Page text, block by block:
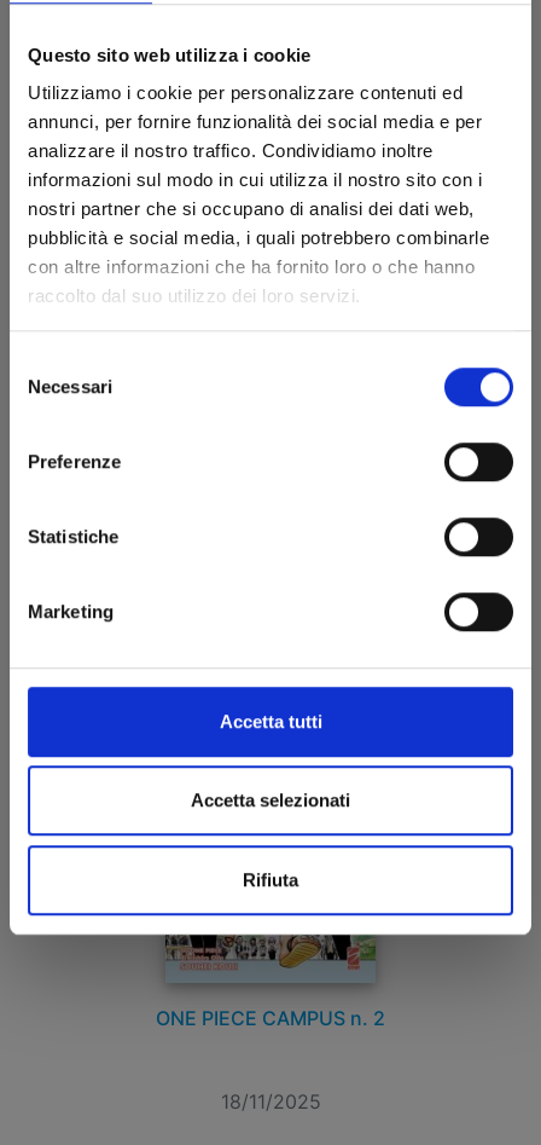
Questo sito web utilizza i cookie
Utilizziamo i cookie per personalizzare contenuti ed
annunci, per fornire funzionalità dei social media e per
analizzare il nostro traffico. Condividiamo inoltre
informazioni sul modo in cui utilizza il nostro sito con i
nostri partner che si occupano di analisi dei dati web,
pubblicità e social media, i quali potrebbero combinarle
con altre informazioni che ha fornito loro o che hanno
raccolto dal suo utilizzo dei loro servizi.
delNecessari
Preferenze
Statistiche
Marketing
Accetta tutti
Accetta selezionati
Rifiuta
€ 6,50
ONE PIECE CAMPUS n. 2
18/11/2025